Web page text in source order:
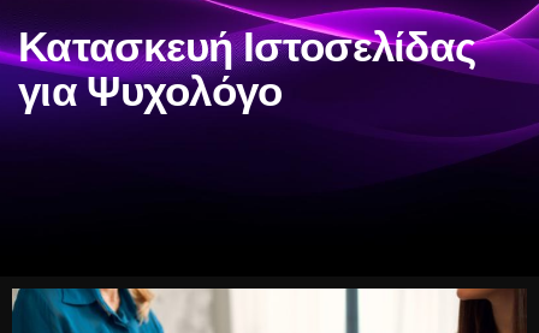
Κατασκευή Ιστοσελίδας
για Ψυχολόγο